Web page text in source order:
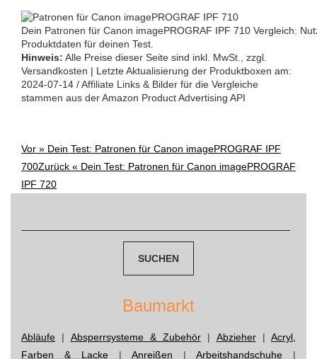
Dein Patronen für Canon imagePROGRAF IPF 710 Vergleich:
Produktdaten für deinen Test.
Hinweis: Alle Preise dieser Seite sind inkl. MwSt., zzgl.
Versandkosten | Letzte Aktualisierung der Produktboxen am:
2024-07-14 / Affiliate Links & Bilder für die Vergleiche
stammen aus der Amazon Product Advertising API
Post
Vor » Dein Test: Patronen für Canon imagePROGRAF IPF
700Zurück « Dein Test: Patronen für Canon imagePROGRAF
IPF 720
Baumarkt
Abläufe | Absperrsysteme & Zubehör | Abzieher| Acryl,
Farben & Lacke | Anreißen | Arbeitshandschuhe |